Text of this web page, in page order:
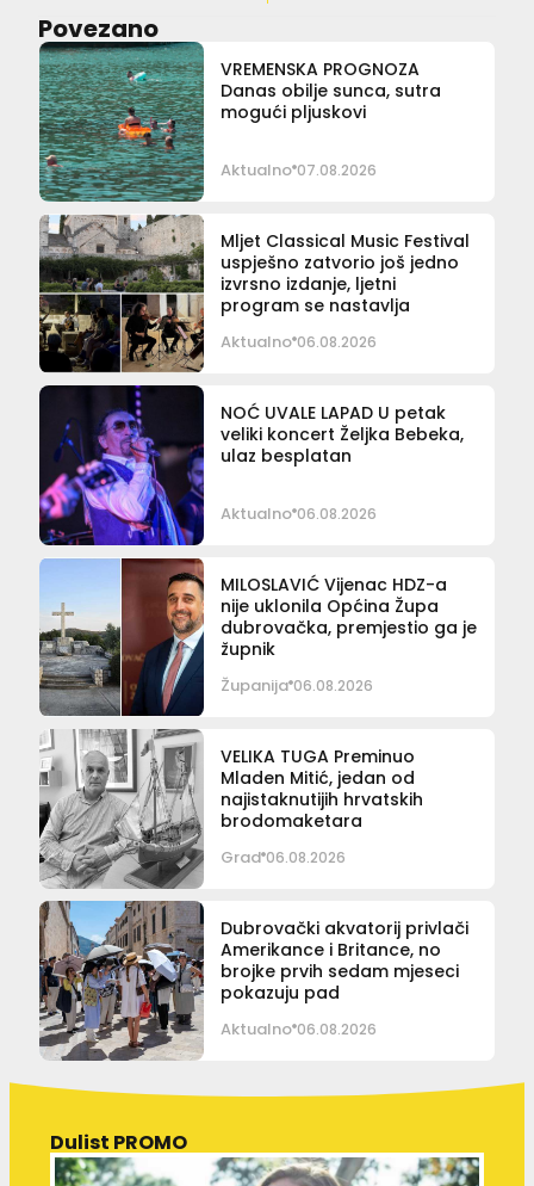
Povezano
VREMENSKA PROGNOZA
Danas obilje sunca, sutra
mogući pljuskovi
Aktualno 07.08.2026
Mljet Classical Music Festival
uspješno zatvorio još jedno
izvrsno izdanje, ljetni
program se nastavlja
Aktualno 06.08.2026
NOĆ UVALE LAPAD U petak
veliki koncert Željka Bebeka,
ulaz besplatan
Aktualno 06.08.2026
MILOSLAVIĆ Vijenac HDZ-a
nije uklonila Općina Župa
dubrovačka, premjestio ga je
župnik
Županija 06.08.2026
VELIKA TUGA Preminuo
Mladen Mitić, jedan od
najistaknutijih hrvatskih
brodomaketara
Grad 06.08.2026
Dubrovački akvatorij privlači
Amerikance i Britance, no
brojke prvih sedam mjeseci
pokazuju pad
Aktualno 06.08.2026
Dulist PROMO